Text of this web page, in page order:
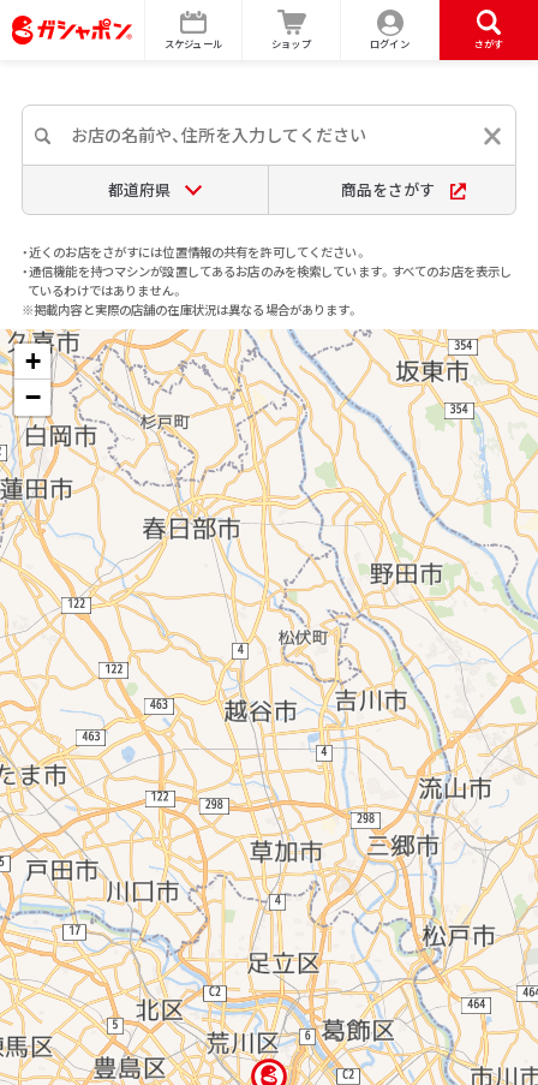
スケジュール ショップ ログイン さがす
都道府県 商品をさがす
・近くのお店をさがすには位置情報の共有を許可してください。
・通信機能を持つマシンが設置してあるお店のみを検索しています。すべてのお店を表示し
ているわけではありません。
※掲載内容と実際の店舗の在庫状況は異なる場合があります。
+
−